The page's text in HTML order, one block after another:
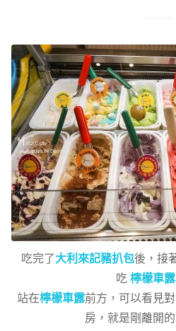
吃完了大利來記豬扒包後，接
吃檸檬車露
站在檸檬車露前方，可以看見
房，就是剛離開